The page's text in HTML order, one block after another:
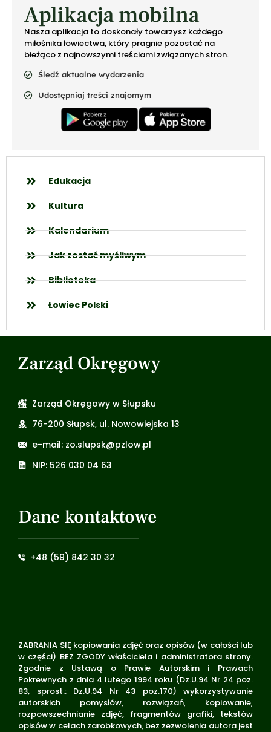
Aplikacja mobilna
Nasza aplikacja to doskonały towarzysz każdego
miłośnika łowiectwa, który pragnie pozostać na
bieżąco z najnowszymi treściami związanych stron.
Śledź aktualne wydarzenia
Udostępniaj treści znajomym
Edukacja
Kultura
Kalendarium
Jak zostać myśliwym
Biblioteka
Łowiec Polski
Zarząd Okręgowy
Zarząd Okręgowy w Słupsku
76-200 Słupsk, ul. Nowowiejska 13
e-mail: zo.slupsk@pzlow.pl
NIP: 526 030 04 63
Dane kontaktowe
+48 (59) 842 30 32
ZABRANIA SIĘ kopiowania zdjęć oraz opisów (w całości lub
w części) BEZ ZGODY właściciela i administratora strony.
Zgodnie z Ustawą o Prawie Autorskim i Prawach
Pokrewnych z dnia 4 lutego 1994 roku (Dz.U.94 Nr 24 poz.
83, sprost.: Dz.U.94 Nr 43 poz.170) wykorzystywanie
autorskich pomysłów, rozwiązań, kopiowanie,
rozpowszechnianie zdjęć, fragmentów grafiki, tekstów
opisów w celach zarobkowych, bez zezwolenia autora jest